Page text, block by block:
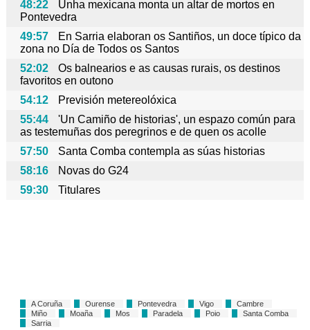
48:22
Unha mexicana monta un altar de mortos en
Pontevedra
49:57
En Sarria elaboran os Santiños, un doce típico da
zona no Día de Todos os Santos
52:02
Os balnearios e as causas rurais, os destinos
favoritos en outono
54:12
Previsión metereolóxica
55:44
'Un Camiño de historias', un espazo común para
as testemuñas dos peregrinos e de quen os acolle
57:50
Santa Comba contempla as súas historias
58:16
Novas do G24
59:30
Titulares
A Coruña Ourense Pontevedra Vigo
Cambre
Miño
Moaña Mos Paradela Poio
Santa Comba
Sarria